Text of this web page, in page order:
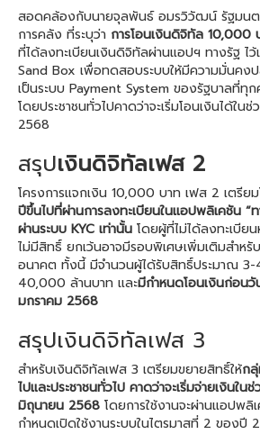
สอดคล้องกับนายจุลพันธ์ อมรวิวัฒน์ รัฐมนต
การคลัง ที่ระบุว่า การโอนเงินดิจิทัล 10,000
ที่ได้ลงทะเบียนเงินดิจิทัลผ่านแอปฯ ทางรัฐ ไ
Sand Box เพื่อทดสอบระบบให้มีความมั่นคง
เป็นระบบ Payment System ของรัฐบาลที่ทุก
โดยประชาชนทั่วไปคาดว่าจะเริ่มโอนเงินได้ใน
2568
สรุปเงินดิจิทัลเฟส 2
โครงการแจกเงิน 10,000 บาท เฟส 2 เตรียม
ปีขึ้นไปที่ผ่านการลงทะเบียนในแอปพลิเคชัน
ผ่านระบบ KYC เท่านั้น โดยผู้ที่ไม่ได้ลงทะเบีย
ไม่มีสิทธิ์ ยกเว้นอาจมีรอบพิเศษเพิ่มเติมสำหรั
อนาคต ทั้งนี้ มีจำนวนผู้ได้รับสิทธิ์ประมาณ
40,000 ล้านบาท และมีกำหนดโอนเงินก่อน
มกราคม 2568
สรุปเงินดิจิทัลเฟส 3
สำหรับเงินดิจิทัลเฟส 3 เตรียมขยายสิทธิ์ให้ก
ไปและประชาชนทั่วไป คาดว่าจะเริ่มจ่ายเงินใน
มิถุนายน 2568 โดยการใช้งานจะผ่านแอปพลิ
กำหนดเปิดใช้งานระบบในไตรมาสที่ 2 ของปี